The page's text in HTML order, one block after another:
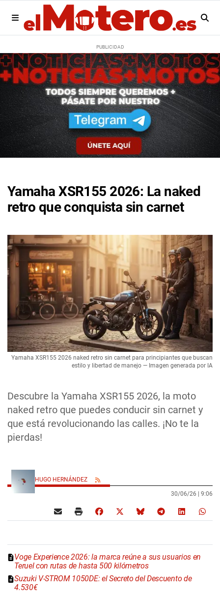
Yamaha XSR155 2026: La naked
retro que conquista sin carnet
Descubre la Yamaha XSR155 2026, la moto
naked retro que puedes conducir sin carnet y
que está revolucionando las calles. ¡No te la
pierdas!
Yamaha XSR155 2026 naked retro sin carnet para principiantes que buscan
estilo y libertad de manejo — Imagen generada por IA
HUGO HERNÁNDEZ
30/06/26 | 9:06
Voge Experience 2026: la marca reúne a sus usuarios en
Teruel con rutas de hasta 500 kilómetros
Suzuki V-STROM 1050DE: el Secreto del Descuento de
4.530€